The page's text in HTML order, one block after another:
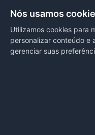
PORTAL COVID-19
Nós usamos
Utilizamos cookies para
personalizar conteúdo e
gerenciar suas